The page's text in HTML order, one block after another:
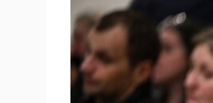
Cây thuốc
Sản phụ khoa
Nhi khoa
Nam khoa
Làm đẹp - giảm cân
Phòng mạch online